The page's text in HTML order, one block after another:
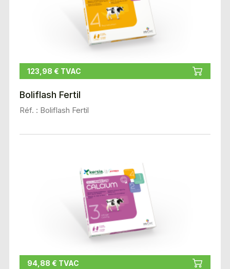
123,98 € TVAC
Boliflash Fertil
Réf. : Boliflash Fertil
94,88 € TVAC